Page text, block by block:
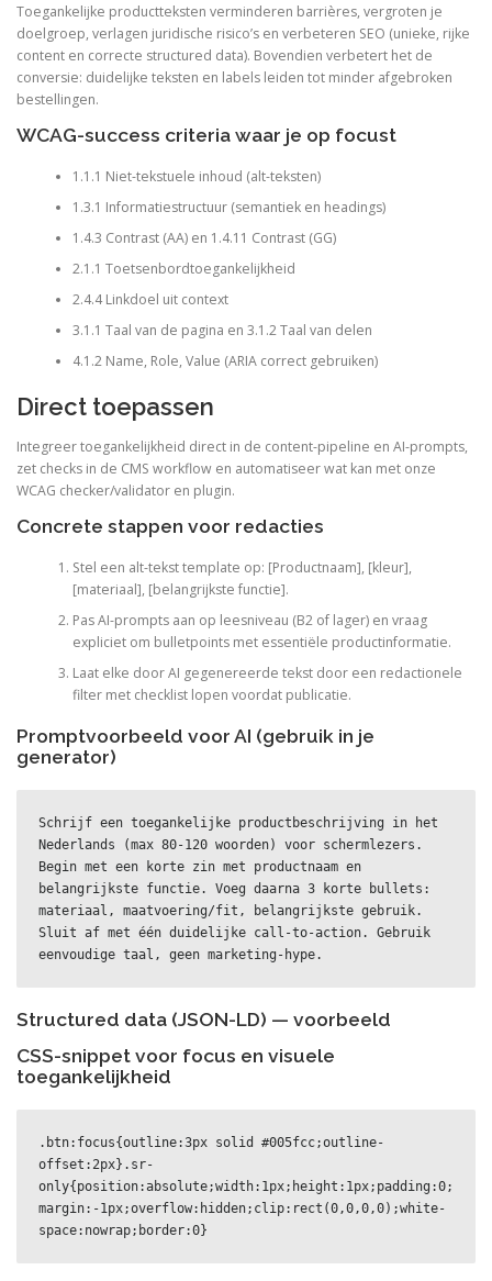
Toegankelijke productteksten verminderen barrières, vergroten je
doelgroep, verlagen juridische risico’s en verbeteren SEO (unieke, rijke
content en correcte structured data). Bovendien verbetert het de
conversie: duidelijke teksten en labels leiden tot minder afgebroken
bestellingen.
WCAG-success criteria waar je op focust
1.1.1 Niet-tekstuele inhoud (alt-teksten)
1.3.1 Informatiestructuur (semantiek en headings)
1.4.3 Contrast (AA) en 1.4.11 Contrast (GG)
2.1.1 Toetsenbordtoegankelijkheid
2.4.4 Linkdoel uit context
3.1.1 Taal van de pagina en 3.1.2 Taal van delen
4.1.2 Name, Role, Value (ARIA correct gebruiken)
Direct toepassen
Integreer toegankelijkheid direct in de content-pipeline en AI-prompts,
zet checks in de CMS workflow en automatiseer wat kan met onze
WCAG checker/validator en plugin.
Concrete stappen voor redacties
Stel een alt-tekst template op: [Productnaam], [kleur],
[materiaal], [belangrijkste functie].
Pas AI-prompts aan op leesniveau (B2 of lager) en vraag
expliciet om bulletpoints met essentiële productinformatie.
Laat elke door AI gegenereerde tekst door een redactionele
filter met checklist lopen voordat publicatie.
Promptvoorbeeld voor AI (gebruik in je
generator)
Schrijf een toegankelijke productbeschrijving in het
Nederlands (max 80-120 woorden) voor schermlezers.
Begin met een korte zin met productnaam en
belangrijkste functie. Voeg daarna 3 korte bullets:
materiaal, maatvoering/fit, belangrijkste gebruik.
Sluit af met één duidelijke call-to-action. Gebruik
eenvoudige taal, geen marketing-hype.
Structured data (JSON-LD) — voorbeeld
CSS-snippet voor focus en visuele
toegankelijkheid
.btn:focus{outline:3px solid #005fcc;outline-
offset:2px}.sr-
only{position:absolute;width:1px;height:1px;padding:0;
margin:-1px;overflow:hidden;clip:rect(0,0,0,0);white-
space:nowrap;border:0}